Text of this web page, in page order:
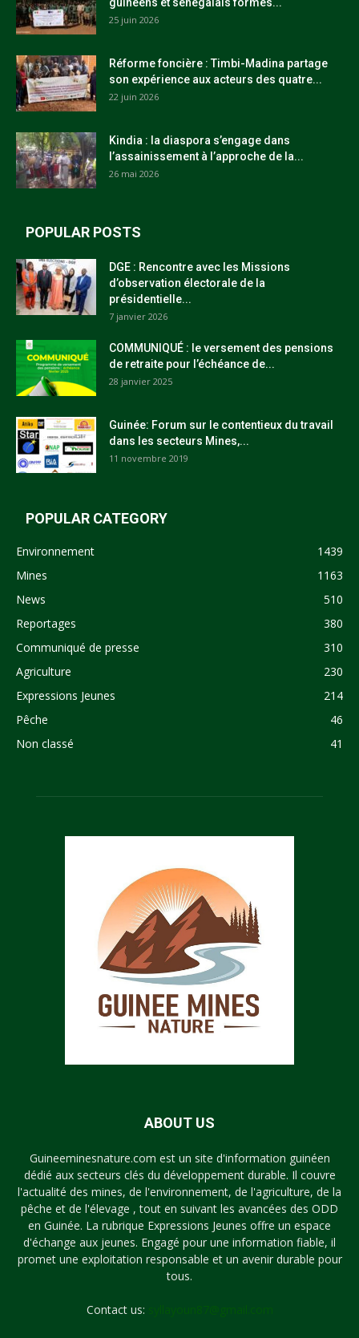
25 juin 2026
Réforme foncière : Timbi-Madina partage
son expérience aux acteurs des quatre...
22 juin 2026
Kindia : la diaspora s’engage dans
l’assainissement à l’approche de la...
26 mai 2026
POPULAR POSTS
DGE : Rencontre avec les Missions
d’observation électorale de la
présidentielle...
7 janvier 2026
COMMUNIQUÉ : le versement des pensions
de retraite pour l’échéance de...
28 janvier 2025
Guinée: Forum sur le contentieux du travail
dans les secteurs Mines,...
11 novembre 2019
POPULAR CATEGORY
Environnement
1439
Mines
1163
News
510
Reportages
380
Communiqué de presse
310
Agriculture
230
Expressions Jeunes
214
Pêche
46
Non classé
41
ABOUT US
Guineeminesnature.com est un site d'information guinéen
dédié aux secteurs clés du développement durable. Il couvre
l'actualité des mines, de l'environnement, de l'agriculture, de la
pêche et de l'élevage , tout en suivant les avancées des ODD
en Guinée. La rubrique Expressions Jeunes offre un espace
d'échange aux jeunes. Engagé pour une information fiable, il
promet une exploitation responsable et un avenir durable pour
tous.
Contact us: